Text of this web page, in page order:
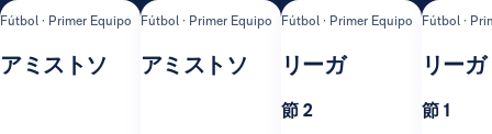
Fútbol · Primer Equipo
アミストソ
Fútbol · Primer Equipo
アミストソ
Fútbol · Primer Equipo
リーガ
節 2
Fútbol ·
リーガ
節 1